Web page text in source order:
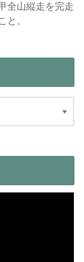
全山縦走を完走
と。